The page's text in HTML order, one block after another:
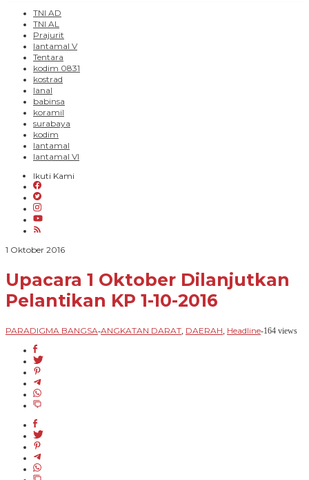
TNI AD
TNI AL
Prajurit
lantamal V
Tentara
kodim 0831
kostrad
lanal
babinsa
koramil
surabaya
kodim
lantamal
lantamal VI
Ikuti Kami
1 Oktober 2016oleh
Upacara 1 Oktober Dilanjutkan
Pelantikan KP 1-10-2016
PARADIGMA BANGSA-ANGKATAN DARAT, DAERAH, Headline-164 views